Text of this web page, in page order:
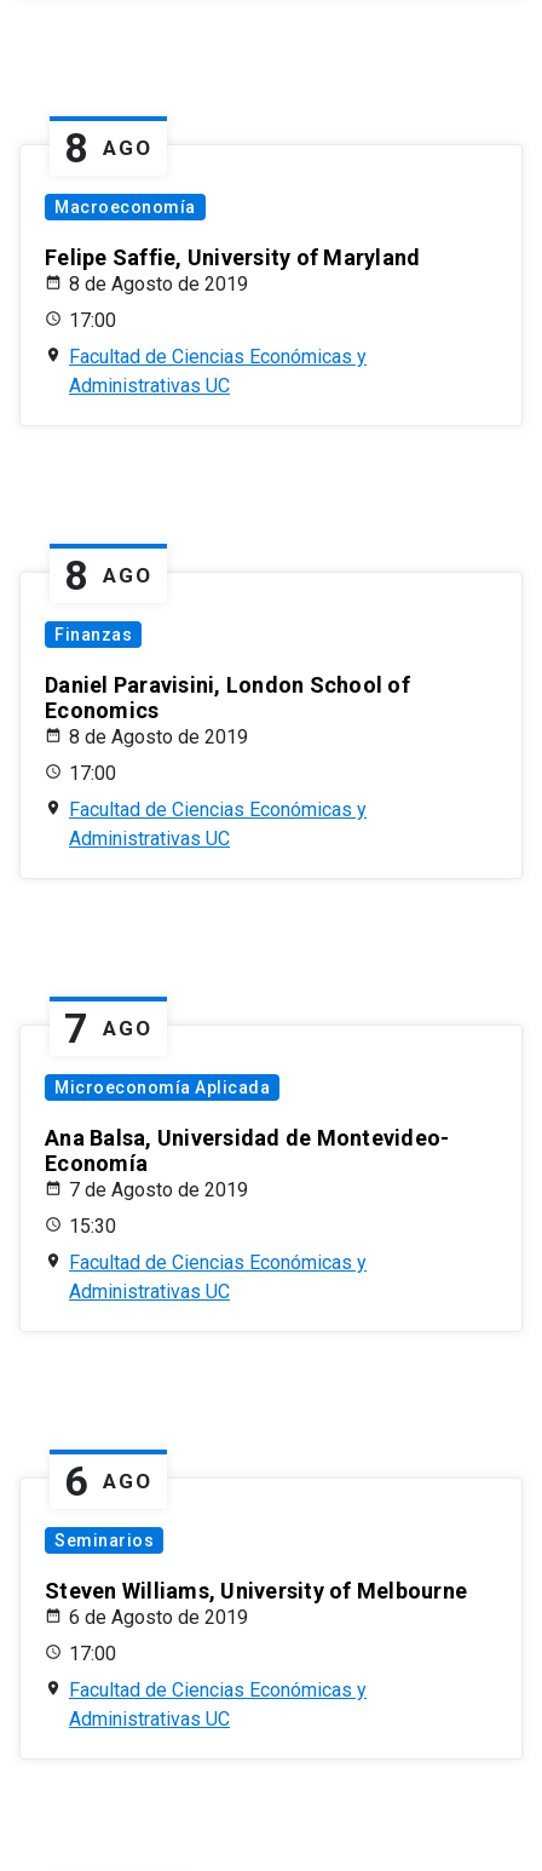
8 AGO
Macroeconomía
Felipe Saffie, University of Maryland
8 de Agosto de 2019
17:00
Facultad de Ciencias Económicas y
Administrativas UC
8 AGO
Finanzas
Daniel Paravisini, London School of
Economics
8 de Agosto de 2019
17:00
Facultad de Ciencias Económicas y
Administrativas UC
7 AGO
Microeconomía Aplicada
Ana Balsa, Universidad de Montevideo-
Economía
7 de Agosto de 2019
15:30
Facultad de Ciencias Económicas y
Administrativas UC
6 AGO
Seminarios
Steven Williams, University of Melbourne
6 de Agosto de 2019
17:00
Facultad de Ciencias Económicas y
Administrativas UC